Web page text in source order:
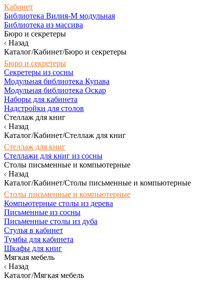
Кабинет
Библиотека Вилия-М модульная
Библиотека из массива
Бюро и секретеры
Назад
Каталог/Кабинет/Бюро и секретеры
Бюро и секретеры
Секретеры из сосны
Модульная библиотека Купава
Модульная библиотека Оскар
Наборы для кабинета
Надстройки для столов
Стеллаж для книг
Назад
Каталог/Кабинет/Стеллаж для книг
Стеллаж для книг
Стеллажи для книг из сосны
Столы письменные и компьютерные
Назад
Каталог/Кабинет/Столы письменные и компьютерные
Столы письменные и компьютерные
Компьютерные столы из дерева
Письменные из сосны
Письменные столы из дуба
Стулья в кабинет
Тумбы для кабинета
Шкафы для книг
Мягкая мебель
Назад
Каталог/Мягкая мебель